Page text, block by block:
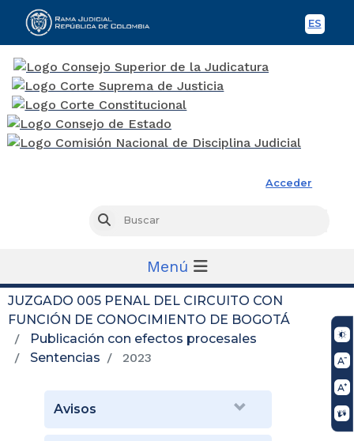
ES
Acceder
Buscar
Menú
JUZGADO 005 PENAL DEL CIRCUITO CON
FUNCIÓN DE CONOCIMIENTO DE BOGOTÁ
Publicación con efectos procesales
Sentencias
2023
Avisos